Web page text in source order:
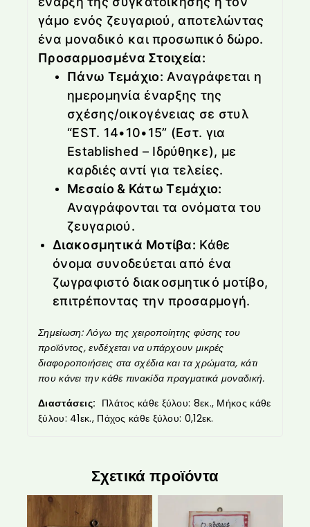
γάμο ενός ζευγαριού, αποτελώντας
ένα μοναδικό και προσωπικό δώρο.
Προσαρμοσμένα Στοιχεία:
Πάνω Τεμάχιο: Αναγράφεται η
ημερομηνία έναρξης της
σχέσης/οικογένειας σε στυλ
“EST. 14•10•15” (Εστ. για
Established – Ιδρύθηκε), με
καρδιές αντί για τελείες.
Μεσαίο & Κάτω Τεμάχιο:
Αναγράφονται τα ονόματα του
ζευγαριού.
Διακοσμητικά Μοτίβα: Κάθε
όνομα συνοδεύεται από ένα
ζωγραφιστό διακοσμητικό μοτίβο,
επιτρέποντας την προσαρμογή.
Σημείωση: Λόγω της χειροποίητης φύσης του
προϊόντος, ενδέχεται να υπάρχουν μικρές
διαφοροποιήσεις στα σχέδια και τα χρώματα, κάτι
που κάνει την κάθε πινακίδα πραγματικά μοναδική.
Διαστάσεις: Πλάτος κάθε ξύλου: 8εκ., Μήκος κάθε
ξύλου: 41εκ., Πάχος κάθε ξύλου: 0,12εκ.
Σχετικά προϊόντα